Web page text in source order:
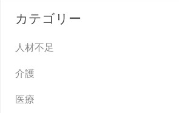
カテゴリー
人材不足
介護
医療